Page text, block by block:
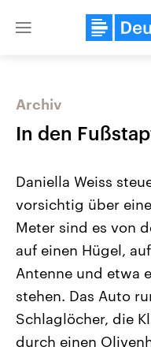
Close
Landtagswahl Sachsen-
2026
Alle Informationen
Sachsen-Anhalt wählt am
September 2026 einen
Landtag. Seit 2021 wird
Bundesland von einer
Archiv
In den
Daniella Weiss
vorsichtig über
Meter sind es von
auf einen Hügel,
Antenne und etwa
stehen. Das Auto
Schlaglöcher, die
durch einen